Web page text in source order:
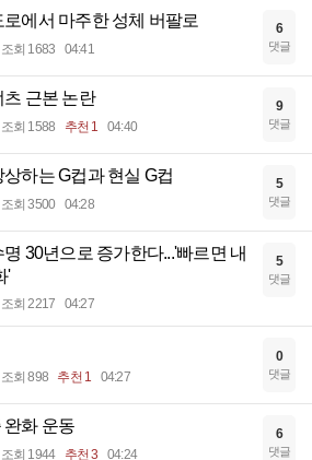
로에서 마주한 성체 버팔로
조회 1683 04:41
6
댓글
츠 근본 논란
조회 1588 추천 1 04:40
9
댓글
상하는 G컵과 현실 G컵
조회 3500 04:28
5
댓글
30년으로 증가한다...'빠르면 내
'
조회 2217 04:27
5
댓글
조회 898 추천 1 04:27
0
댓글
완화 운동
조회 1944 추천 3 04:24
6
댓글